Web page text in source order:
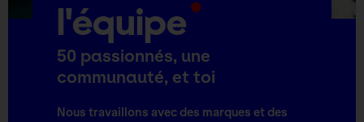
l'équipe
50 passionnés, une
communauté, et toi
Nous travaillons avec des marques et des